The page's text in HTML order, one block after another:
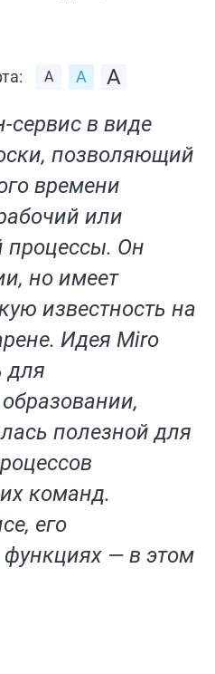
сервис в виде
позволяющий
времени
или
процессы. Он
но имеет
известность на
Идея Мirо
для
полезной для
команд.
его
— в этом